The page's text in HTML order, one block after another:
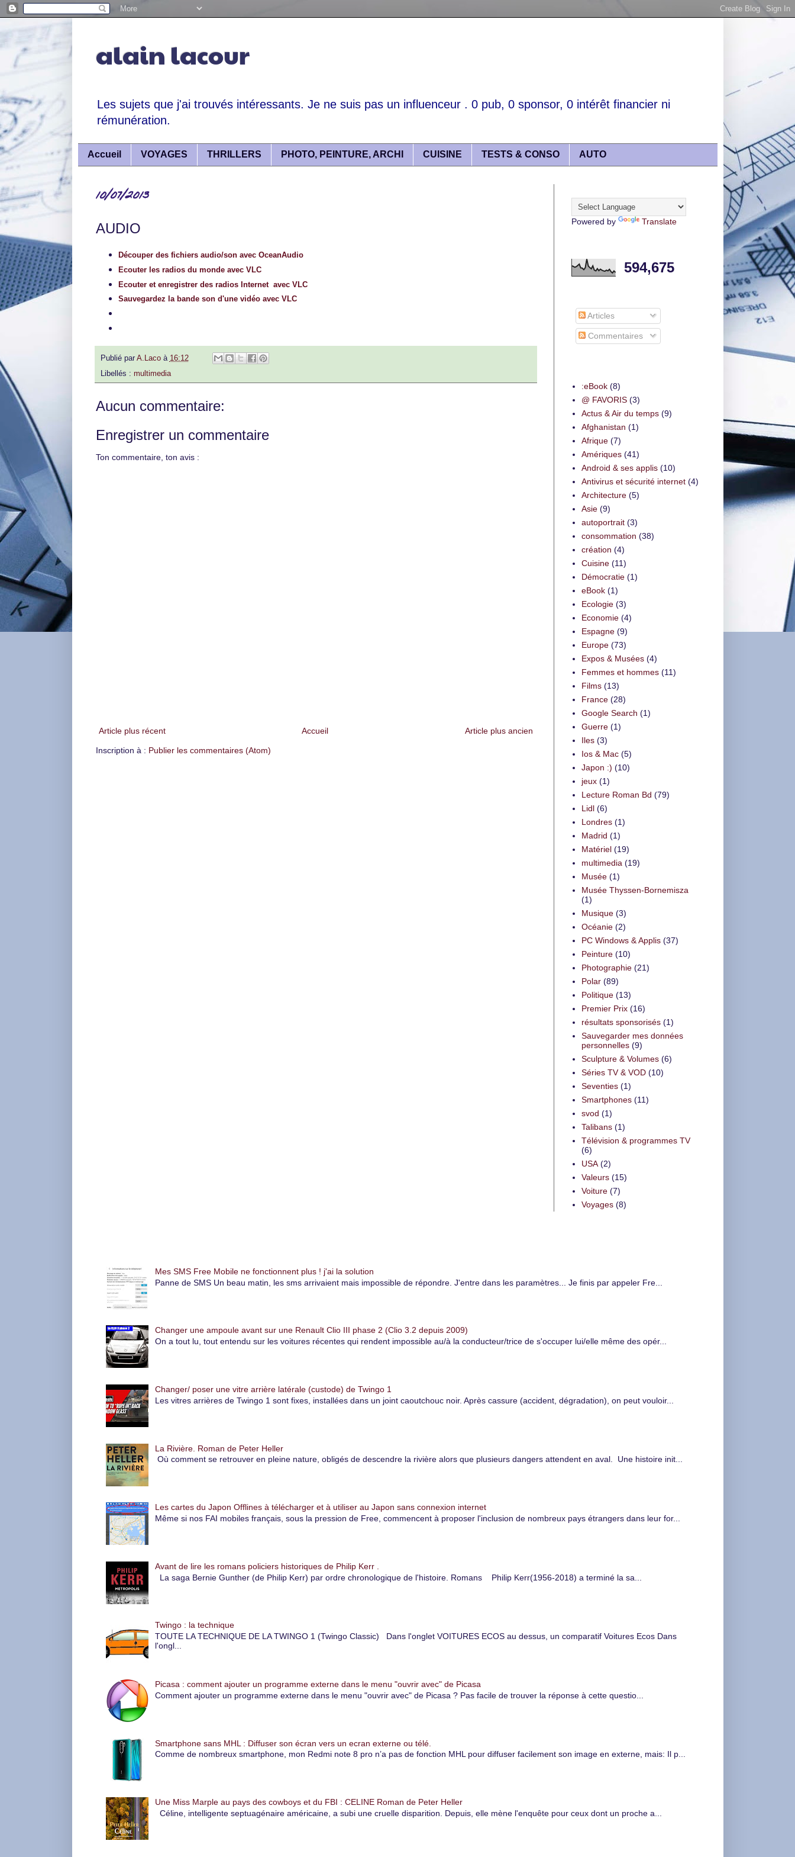
alain lacour
Les sujets que j'ai trouvés intéressants. Je ne suis pas un influenceur . 0 pub, 0 sponsor, 0 intérêt financier ni
rémunération.
Accueil VOYAGES THRILLERS PHOTO, PEINTURE, ARCHI CUISINE TESTS & CONSO AUTO
10/07/2013
AUDIO
Découper des fichiers audio/son avec OceanAudio
Ecouter les radios du monde avec VLC
Ecouter et enregistrer des radios Internet avec VLC
Sauvegardez la bande son d'une vidéo avec VLC
Publié par A.Laco à 16:12
Libellés : multimedia
Aucun commentaire:
Enregistrer un commentaire
Ton commentaire, ton avis :
Article plus récent Article plus ancien
Accueil
Inscription à : Publier les commentaires (Atom)
Powered by Translate
594,675
Articles
Commentaires
:eBook (8)
@ FAVORIS (3)
Actus & Air du temps (9)
Afghanistan (1)
Afrique (7)
Amériques (41)
Android & ses applis (10)
Antivirus et sécurité internet (4)
Architecture (5)
Asie (9)
autoportrait (3)
consommation (38)
création (4)
Cuisine (11)
Démocratie (1)
eBook (1)
Ecologie (3)
Economie (4)
Espagne (9)
Europe (73)
Expos & Musées (4)
Femmes et hommes (11)
Films (13)
France (28)
Google Search (1)
Guerre (1)
Iles (3)
Ios & Mac (5)
Japon :) (10)
jeux (1)
Lecture Roman Bd (79)
Lidl (6)
Londres (1)
Madrid (1)
Matériel (19)
multimedia (19)
Musée (1)
Musée Thyssen-Bornemisza
(1)
Musique (3)
Océanie (2)
PC Windows & Applis (37)
Peinture (10)
Photographie (21)
Polar (89)
Politique (13)
Premier Prix (16)
résultats sponsorisés (1)
Sauvegarder mes données
personnelles (9)
Sculpture & Volumes (6)
Séries TV & VOD (10)
Seventies (1)
Smartphones (11)
svod (1)
Talibans (1)
Télévision & programmes TV
(6)
USA (2)
Valeurs (15)
Voiture (7)
Voyages (8)
Mes SMS Free Mobile ne fonctionnent plus ! j'ai la solution
Panne de SMS Un beau matin, les sms arrivaient mais impossible de répondre. J'entre dans les paramètres... Je finis par appeler Fre...
Changer une ampoule avant sur une Renault Clio III phase 2 (Clio 3.2 depuis 2009)
On a tout lu, tout entendu sur les voitures récentes qui rendent impossible au/à la conducteur/trice de s'occuper lui/elle même des opér...
Changer/ poser une vitre arrière latérale (custode) de Twingo 1
Les vitres arrières de Twingo 1 sont fixes, installées dans un joint caoutchouc noir. Après cassure (accident, dégradation), on peut vouloir...
La Rivière. Roman de Peter Heller
Où comment se retrouver en pleine nature, obligés de descendre la rivière alors que plusieurs dangers attendent en aval. Une histoire init...
Les cartes du Japon Offlines à télécharger et à utiliser au Japon sans connexion internet
Même si nos FAI mobiles français, sous la pression de Free, commencent à proposer l'inclusion de nombreux pays étrangers dans leur for...
Avant de lire les romans policiers historiques de Philip Kerr .
La saga Bernie Gunther (de Philip Kerr) par ordre chronologique de l'histoire. Romans Philip Kerr(1956-2018) a terminé la sa...
Twingo : la technique
TOUTE LA TECHNIQUE DE LA TWINGO 1 (Twingo Classic) Dans l'onglet VOITURES ECOS au dessus, un comparatif Voitures Ecos Dans
l'ongl...
Picasa : comment ajouter un programme externe dans le menu "ouvrir avec" de Picasa
Comment ajouter un programme externe dans le menu "ouvrir avec" de Picasa ? Pas facile de trouver la réponse à cette questio...
Smartphone sans MHL : Diffuser son écran vers un ecran externe ou télé.
Comme de nombreux smartphone, mon Redmi note 8 pro n’a pas de fonction MHL pour diffuser facilement son image en externe, mais: Il p...
Une Miss Marple au pays des cowboys et du FBI : CELINE Roman de Peter Heller
Céline, intelligente septuagénaire américaine, a subi une cruelle disparition. Depuis, elle mène l'enquête pour ceux dont un proche a...